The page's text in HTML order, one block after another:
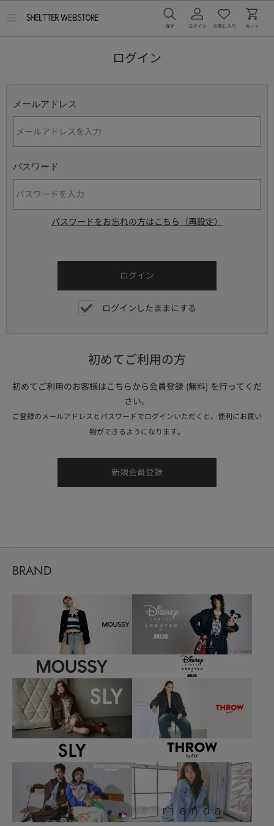
ログイン
メールアドレス
パスワード
パスワードをお忘れの方はこちら（再設定）
ログインしたままにする
初めてご利用の方
初めてご利用のお客様はこちらから会員登録 (無料) を行ってくだ
さい。
ご登録のメールアドレスとパスワードでログインいただくと、便利にお買い
物ができるようになります。
BRAND